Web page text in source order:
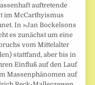
auftretende
im McCarthyismus
In »Jan Bockelsons
es zunächst um eine
vom Mittelalter
stattfand, aber bis in
Einfluß auf den Lauf
Massenphänomen auf